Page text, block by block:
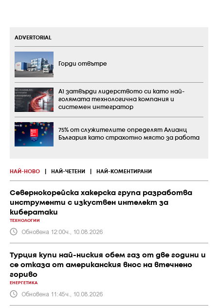
НАЙ-НОВО НАЙ-ЧЕТЕНИ НАЙ-КОМЕНТИРАНИ
Севернокорейска хакерска група разработва
инструменти с изкуствен интелект за
кибератаки
ТЕХНОЛОГИИ
Обновена 12:00ч., 10.08.2026
Турция купи най-ниския обем газ от две години и
се отказа от американския внос на втечнено
гориво
ЕНЕРГЕТИКА
Обновена 11:45ч., 10.08.2026
ADVERTORIAL
Горди отвътре
А1 затвърди лидерството си като най-
голямата технологична компания и
системен интегратор
75% от служителите определят Алианц
България като страхотно място за работа